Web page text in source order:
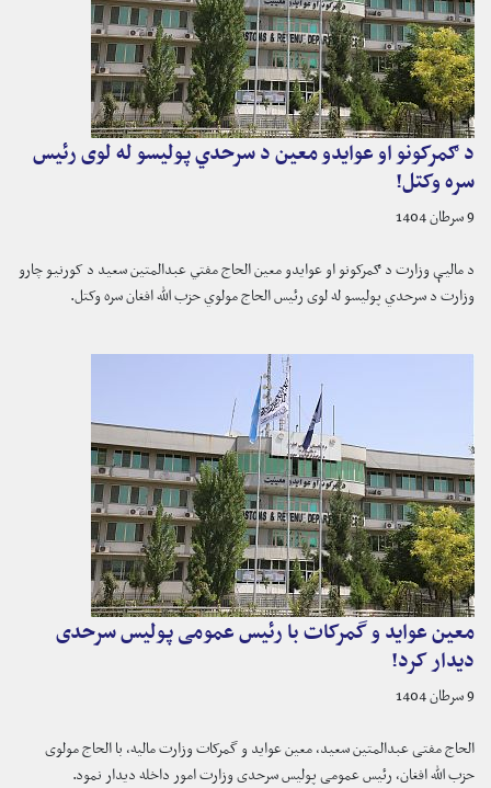
د ګمرکونو او عوایدو معین د سرحدي پولیسو له لوی رئیس
سره وکتل!
9 سرطان 1404
د مالیې وزارت د ګمرکونو او عوایدو معین الحاج مفتي عبدالمتین سعید د کورنیو چارو
وزارت د سرحدي پولیسو له لوی رئیس الحاج مولوي حزب الله افغان سره وکتل.
معین عواید و گمرکات با رئیس عمومی پولیس سرحدی
دیدار کرد!
9 سرطان 1404
الحاج مفتی عبدالمتین سعید، معین عواید و گمرکات وزارت مالیه، با الحاج مولوی
حزب الله افغان، رئیس عمومی پولیس سرحدی وزارت امور داخله دیدار نمود.